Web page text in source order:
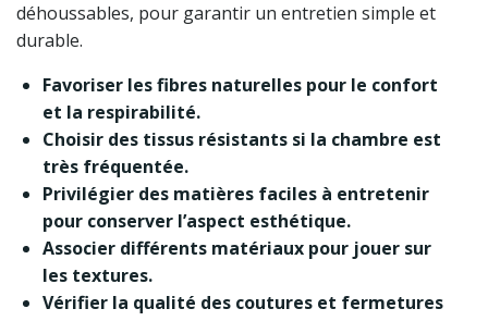
déhoussables, pour garantir un entretien simple et
durable.
Favoriser les fibres naturelles pour le confort
et la respirabilité.
Choisir des tissus résistants si la chambre est
très fréquentée.
Privilégier des matières faciles à entretenir
pour conserver l’aspect esthétique.
Associer différents matériaux pour jouer sur
les textures.
Vérifier la qualité des coutures et fermetures